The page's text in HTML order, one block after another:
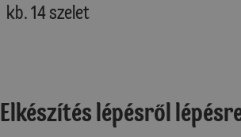
kb. 14 szelet
Elkészítés lépésről